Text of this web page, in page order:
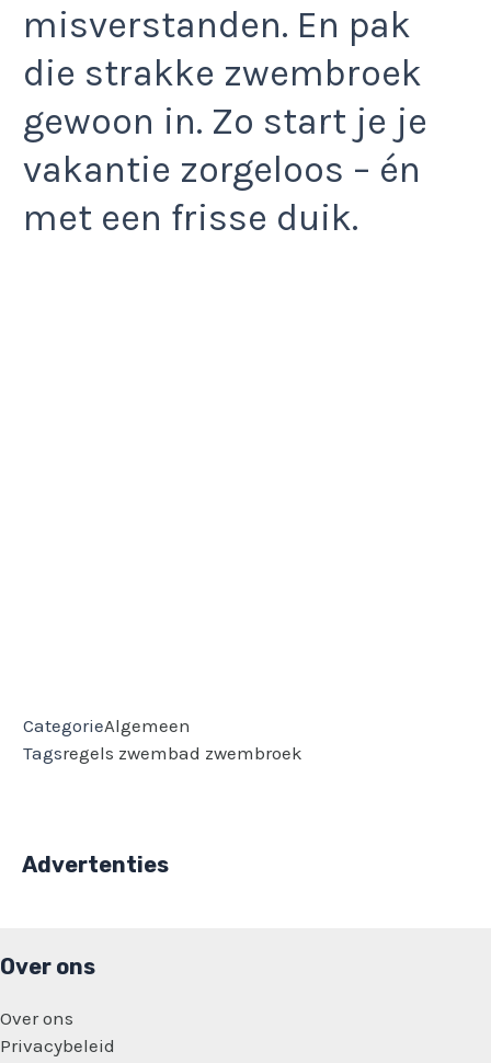
misverstanden. En pak
die strakke zwembroek
gewoon in. Zo start je je
vakantie zorgeloos – én
met een frisse duik.
CategorieAlgemeen
Tagsregels zwembad zwembroek
Advertenties
Over ons
Over ons
Privacybeleid